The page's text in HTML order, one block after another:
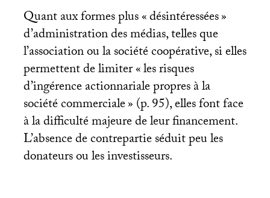
Quant aux formes plus «désintéressées»
d’administration des médias, telles que
l’association ou la société coopérative, si elles
permettent de limiter «les risques
d’ingérence actionnariale propres à la
société commerciale» (p. 95), elles font face
à la difficulté majeure de leur financement.
L’absence de contrepartie séduit peu les
donateurs ou les investisseurs.